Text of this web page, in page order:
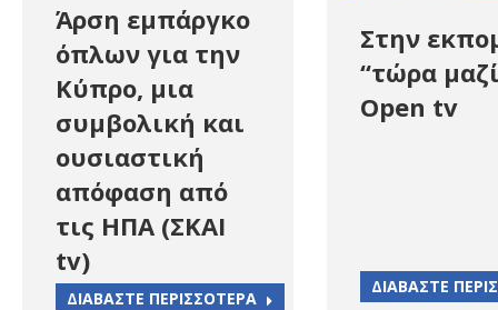
Άρση εμπάργκο
όπλων για την
Κύπρο, μια
συμβολική και
ουσιαστική
απόφαση από
τις ΗΠΑ (ΣΚΑΙ
tv)
ΔΙΑΒΑΣΤΕ ΠΕΡΙΣΣΟΤΕΡΑ
Στην
“τώρα
Open tv
ΔΙΑΒΑΣΤΕ